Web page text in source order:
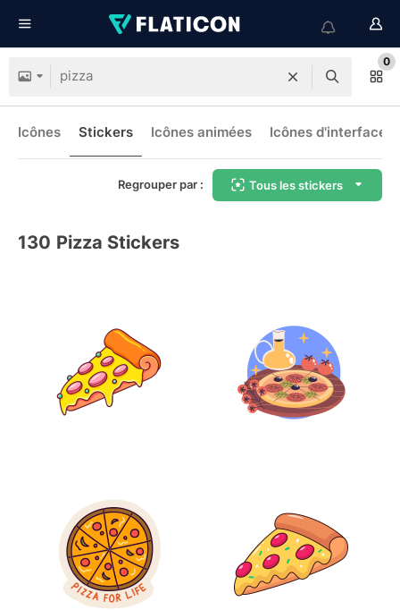
0
Icônes Stickers Icônes animées Icônes d'interface
Regrouper par : Tous les stickers
130 Pizza Stickers